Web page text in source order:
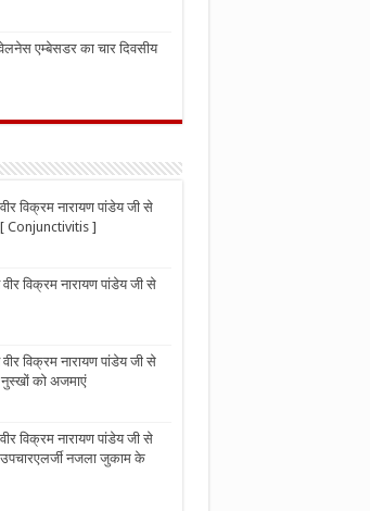
एम्बेसडर का चार दिवसीय
विक्रम नारायण पांडेय जी से
]
विक्रम नारायण पांडेय जी से
विक्रम नारायण पांडेय जी से
को अजमाएं
विक्रम नारायण पांडेय जी से
नजला जुकाम के